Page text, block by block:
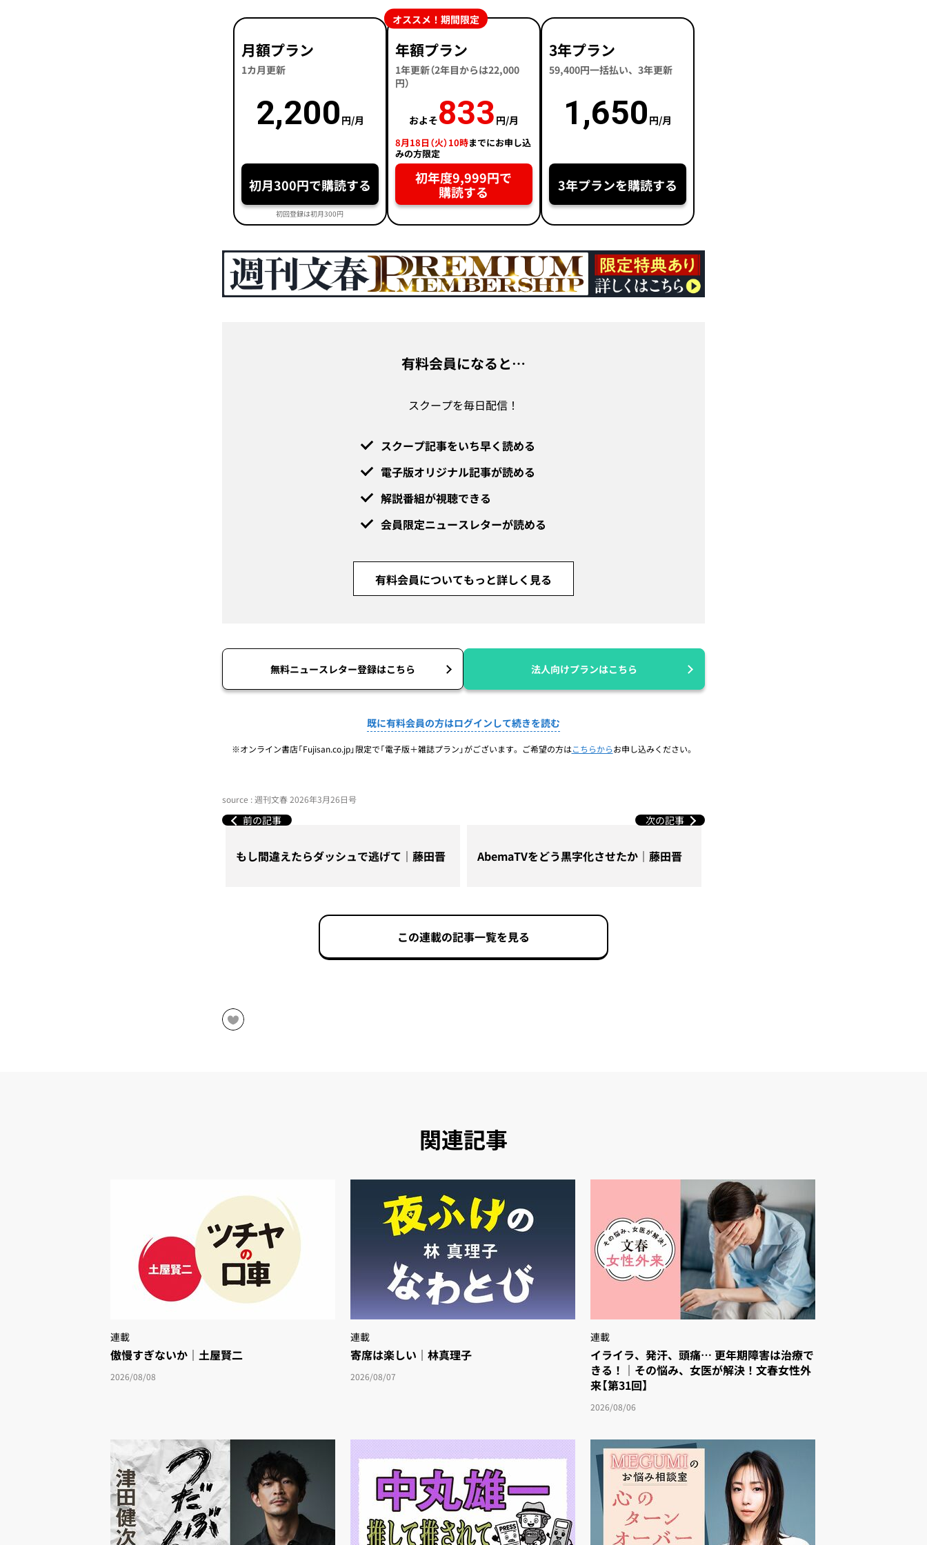
月額プラン
1カ月更新
2,200 円/月
初月300円で購読する
初回登録は初月300円
年額プラン
1年更新（2年目からは22,000
円）
およそ833 円/月
8月18日（火）10時までにお申し込
みの方限定
初年度9,999円で
購読する
オススメ！期間限定
3年プラン
59,400円一括払い、3年更新
1,650 円/月
3年プランを購読する
有料会員になると…
スクープを毎日配信！
スクープ記事をいち早く読める
電子版オリジナル記事が読める
解説番組が視聴できる
会員限定ニュースレターが読める
有料会員についてもっと詳しく見る
無料ニュースレター登録はこちら 法人向けプランはこちら
既に有料会員の方はログインして続きを読む
※オンライン書店「Fujisan.co.jp」限定で「電子版＋雑誌プラン」がございます。ご希望の方はこちらからお申し込みください。
source : 週刊文春 2026年3月26日号
前の記事
もし間違えたらダッシュで逃げて｜藤田晋
次の記事
AbemaTVをどう黒字化させたか｜藤田晋
この連載の記事一覧を見る
関連記事
連載
傲慢すぎないか｜土屋賢二
2026/08/08
連載
寄席は楽しい｜林真理子
2026/08/07
連載
イライラ、発汗、頭痛… 更年期障害は治療で
きる！｜その悩み、女医が解決！文春女性外
来【第31回】
2026/08/06